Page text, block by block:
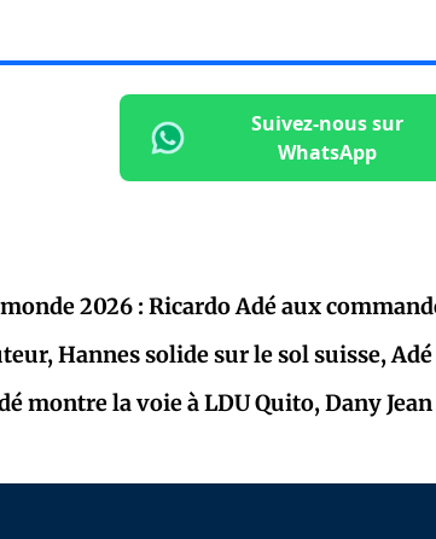
Suivez-nous sur
WhatsApp
2026 : Ricardo Adé aux
Hannes solide sur le sol suisse,
montre la voie à LDU Quito, Dany